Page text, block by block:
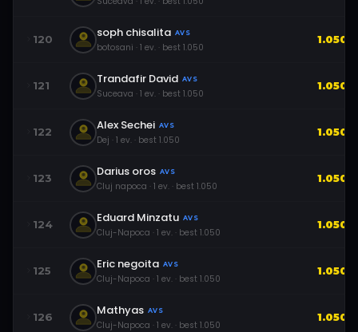
120 soph chisalita AVS
botosani · 1 ev. · best 1.050
1.050
121 Trandafir David AVS
Suceava · 1 ev. · best 1.050
1.050
122 Alex Sechei AVS
Dej · 1 ev. · best 1.050
1.050
123 Darius oros AVS
Cluj napoca · 1 ev. · best 1.050
1.050
124 Eduard Minzatu AVS
Cluj-Napoca · 1 ev. · best 1.050
1.050
125 Eric negoita AVS
Cluj-Napoca · 1 ev. · best 1.050
1.050
126 Mathyas AVS
Cluj-Napoca · 1 ev. · best 1.050
1.050